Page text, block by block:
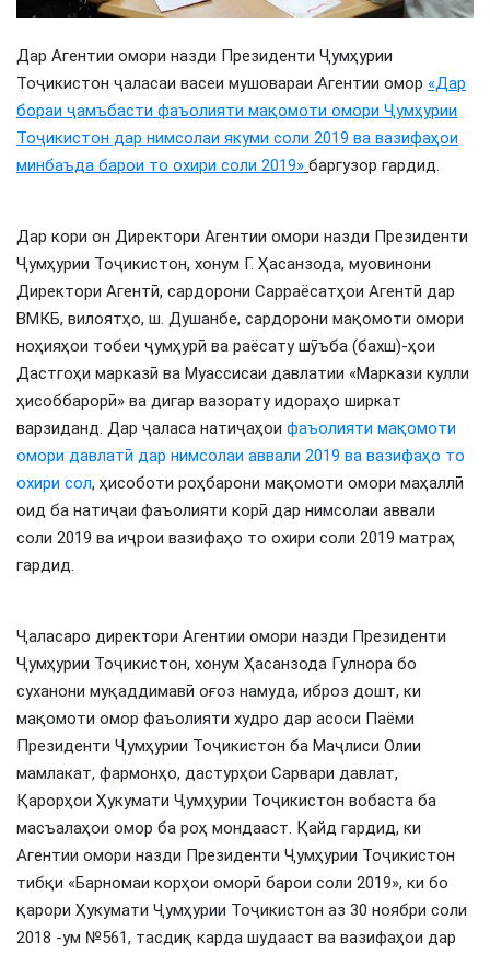
Дар Агентии омори назди Президенти Ҷумҳурии
Тоҷикистон ҷаласаи васеи мушовараи Агентии омор «Дар
бораи ҷамъбасти фаъолияти мақомоти омори Ҷумҳурии
Тоҷикистон дар нимсолаи якуми соли 2019 ва вазифаҳои
минбаъда барои то охири соли 2019» баргузор гардид.
Дар кори он Директори Агентии омори назди Президенти
Ҷумҳурии Тоҷикистон, хонум Г. Ҳасанзода, муовинони
Директори Агентӣ, сардорони Сарраёсатҳои Агентӣ дар
ВМКБ, вилоятҳо, ш. Душанбе, сардорони мақомоти омори
ноҳияҳои тобеи ҷумҳурӣ ва раёсату шӯъба (бахш)-ҳои
Дастгоҳи марказӣ ва Муассисаи давлатии «Маркази кулли
ҳисоббарорӣ» ва дигар вазорату идораҳо ширкат
варзиданд. Дар ҷаласа натиҷаҳои фаъолияти мақомоти
омори давлатӣ дар нимсолаи аввали 2019 ва вазифаҳо то
охири сол, ҳисоботи роҳбарони мақомоти омори маҳаллӣ
оид ба натиҷаи фаъолияти корӣ дар нимсолаи аввали
соли 2019 ва иҷрои вазифаҳо то охири соли 2019 матраҳ
гардид.
Ҷаласаро директори Агентии омори назди Президенти
Ҷумҳурии Тоҷикистон, хонум Ҳасанзода Гулнора бо
суханони муқаддимавӣ оғоз намуда, иброз дошт, ки
мақомоти омор фаъолияти худро дар асоси Паёми
Президенти Ҷумҳурии Тоҷикистон ба Маҷлиси Олии
мамлакат, фармонҳо, дастурҳои Сарвари давлат,
Қарорҳои Ҳукумати Ҷумҳурии Тоҷикистон вобаста ба
масъалаҳои омор ба роҳ мондааст. Қайд гардид, ки
Агентии омори назди Президенти Ҷумҳурии Тоҷикистон
тибқи «Барномаи корҳои оморӣ барои соли 2019», ки бо
қарори Ҳукумати Ҷумҳурии Тоҷикистон аз 30 ноябри соли
2018 -ум №561, тасдиқ карда шудааст ва вазифаҳои дар